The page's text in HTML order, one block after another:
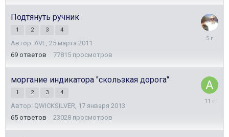
Подтянуть ручник
1 2 3 4
Автор: AVL, 25 марта 2011
69 ответов 77815 просмотров
28
моргание индикатора "скользкая дорога"
1 2 3 4
Автор: QWICKSILVER, 17 января 2013
65 ответов 23028 просмотров